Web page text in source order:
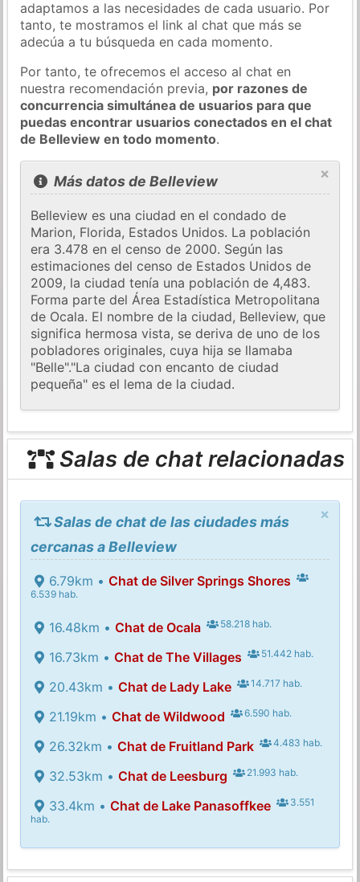
adaptamos a las necesidades de cada usuario. Por
tanto, te mostramos el link al chat que más se
adecúa a tu búsqueda en cada momento.
Por tanto, te ofrecemos el acceso al chat en
nuestra recomendación previa, por razones de
concurrencia simultánea de usuarios para que
puedas encontrar usuarios conectados en el chat
de Belleview en todo momento.
×
Más datos de Belleview
Belleview es una ciudad en el condado de
Marion, Florida, Estados Unidos. La población
era 3.478 en el censo de 2000. Según las
estimaciones del censo de Estados Unidos de
2009, la ciudad tenía una población de 4,483.
Forma parte del Área Estadística Metropolitana
de Ocala. El nombre de la ciudad, Belleview, que
significa hermosa vista, se deriva de uno de los
pobladores originales, cuya hija se llamaba
"Belle"."La ciudad con encanto de ciudad
pequeña" es el lema de la ciudad.
Salas de chat relacionadas
×
Salas de chat de las ciudades más
cercanas a Belleview
6.79km • Chat de Silver Springs Shores
6.539 hab.
16.48km • Chat de Ocala 58.218 hab.
16.73km • Chat de The Villages 51.442 hab.
20.43km • Chat de Lady Lake 14.717 hab.
21.19km • Chat de Wildwood 6.590 hab.
26.32km • Chat de Fruitland Park 4.483 hab.
32.53km • Chat de Leesburg 21.993 hab.
33.4km • Chat de Lake Panasoffkee
3.551
hab.